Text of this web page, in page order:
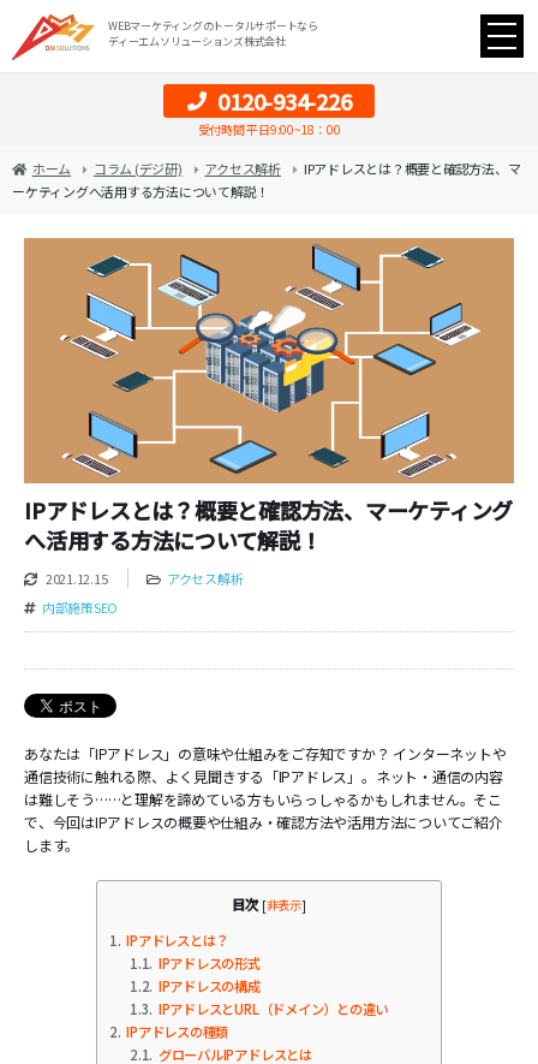
WEBマーケティングのトータルサポートなら
ディーエムソリューションズ株式会社
0120-934-226
受付時間 平日9:00~18：00
ホーム コラム (デジ研) アクセス解析
IPアドレスとは？概要と確認方法、マ
ーケティングへ活用する方法について解説！
IPアドレスとは？概要と確認方法、マーケティング
へ活用する方法について解説！
2021.12.15
アクセス解析
内部施策SEO
あなたは「IPアドレス」の意味や仕組みをご存知ですか？ インターネットや
通信技術に触れる際、よく見聞きする「IPアドレス」。ネット・通信の内容
は難しそう……と理解を諦めている方もいらっしゃるかもしれません。そこ
で、今回はIPアドレスの概要や仕組み・確認方法や活用方法についてご紹介
します。
目次 [非表示]
1 IPアドレスとは？
1.1 IPアドレスの形式
1.2 IPアドレスの構成
1.3 IPアドレスとURL（ドメイン）との違い
2 IPアドレスの種類
2.1 グローバルIPアドレスとは